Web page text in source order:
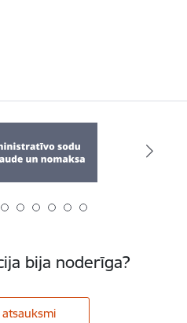
bija noderīga?